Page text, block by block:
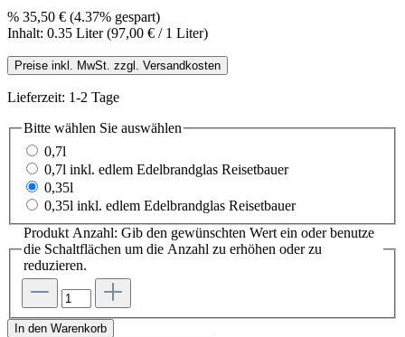
% 35,50 € (4.37% gespart)
Inhalt: 0.35 Liter(97,00 € / 1 Liter)
Preise inkl. MwSt. zzgl. Versandkosten
Lieferzeit: 1-2 Tage
Bitte wählen Sie auswählen
0,7l
0,7l inkl. edlem Edelbrandglas Reisetbauer
0,35l
0,35l inkl. edlem Edelbrandglas Reisetbauer
Produkt Anzahl: Gib den gewünschten Wert ein oder benutze
die Schaltflächen um die Anzahl zu erhöhen oder zu
reduzieren.
In den Warenkorb